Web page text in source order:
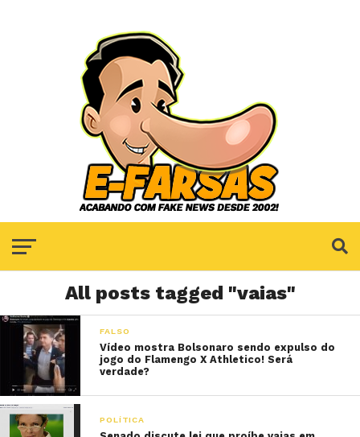
All posts tagged "vaias"
FALSO
Vídeo mostra Bolsonaro sendo expulso do
jogo do Flamengo X Athletico! Será
verdade?
POLÍTICA